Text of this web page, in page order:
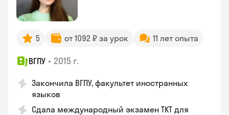
5 от 1092 ₽ за урок 11 лет опыта
ВГПУ • 2015 г.
Закончила ВГПУ, факультет иностранных
языков
Сдала международный экзамен TKT для